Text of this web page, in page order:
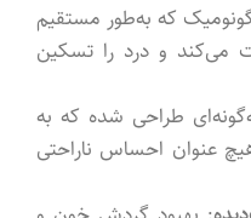
که به‌طور مستقیم
می‌کند و درد را تسکین
طراحی شده که به
عنوان احساس ناراحتی